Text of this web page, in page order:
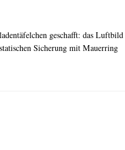
geschafft: das Luftbild
Sicherung mit Mauerring